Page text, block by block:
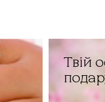
Твій